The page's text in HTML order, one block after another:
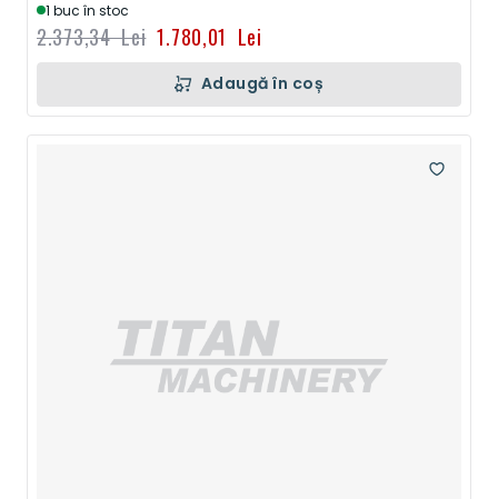
1 buc în stoc
1.780,01 Lei
2.373,34 Lei
Adaugă în coș